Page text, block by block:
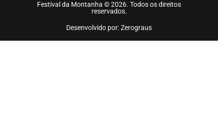
Festival da Montanha © 2026. Todos os direitos
reservados.
Desenvolvido por: Zerograus